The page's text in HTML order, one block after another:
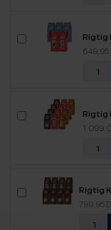
Rigtig
649,95
Rigtig
Rigtig
799,95